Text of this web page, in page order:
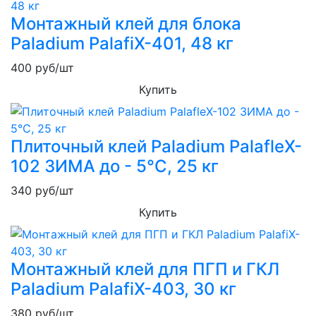
Монтажный клей для блока
Paladium PalafiХ-401, 48 кг
400 руб/шт
Купить
Плиточный клей Paladium PalafleX-
102 ЗИМА до - 5°С, 25 кг
340 руб/шт
Купить
Монтажный клей для ПГП и ГКЛ
Paladium PalafiX-403, 30 кг
380 руб/шт